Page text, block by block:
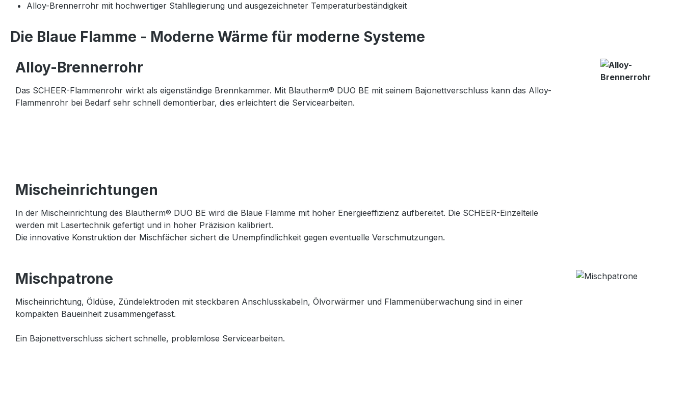
Alloy-Brennerrohr mit hochwertiger Stahllegierung und ausgezeichneter Temperaturbeständigkeit
Die Blaue Flamme - Moderne Wärme für moderne Systeme
Alloy-Brennerrohr
Das SCHEER-Flammenrohr wirkt als eigenständige Brennkammer. Mit Blautherm® DUO BE mit seinem Bajonettverschluss kann das Alloy-
Flammenrohr bei Bedarf sehr schnell demontierbar, dies erleichtert die Servicearbeiten.
Mischeinrichtungen
In der Mischeinrichtung des Blautherm® DUO BE wird die Blaue Flamme mit hoher Energieeffizienz aufbereitet. Die SCHEER-Einzelteile
werden mit Lasertechnik gefertigt und in hoher Präzision kalibriert.
Die innovative Konstruktion der Mischfächer sichert die Unempfindlichkeit gegen eventuelle Verschmutzungen.
Mischpatrone
Mischeinrichtung, Öldüse, Zündelektroden mit steckbaren Anschlusskabeln, Ölvorwärmer und Flammenüberwachung sind in einer
kompakten Baueinheit zusammengefasst.
Ein Bajonettverschluss sichert schnelle, problemlose Servicearbeiten.